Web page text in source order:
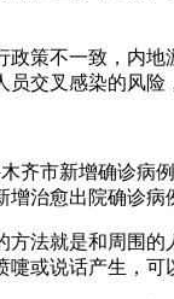
策不一致，内
交叉感染的风险
齐市新增确诊病
治愈出院确诊
法就是和周围
或说话产生，可